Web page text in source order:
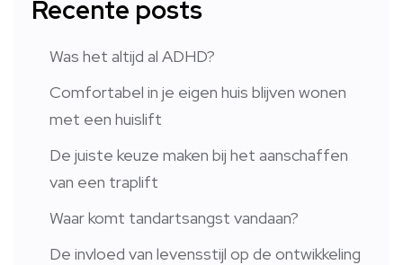
Recente posts
Was het altijd al ADHD?
Comfortabel in je eigen huis blijven wonen
met een huislift
De juiste keuze maken bij het aanschaffen
van een traplift
Waar komt tandartsangst vandaan?
De invloed van levensstijl op de ontwikkeling